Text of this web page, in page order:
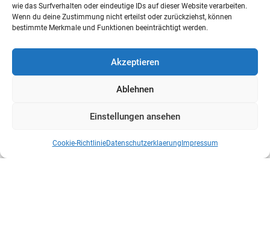
wie das Surfverhalten oder eindeutige IDs auf dieser Website verarbeiten.
Wenn du deine Zustimmung nicht erteilst oder zurückziehst, können
bestimmte Merkmale und Funktionen beeinträchtigt werden.
Akzeptieren
Ablehnen
Einstellungen ansehen
Cookie-RichtlinieDatenschutzerklaerung Impressum